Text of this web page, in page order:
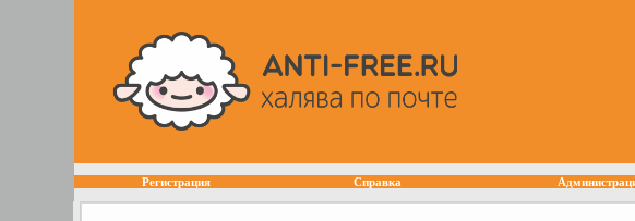
Регистрация Справка